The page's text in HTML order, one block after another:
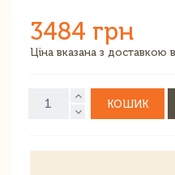
3484 грн
Ціна вказана з доставкою
КОШИК